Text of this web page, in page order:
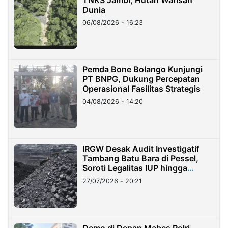
Dunia
06/08/2026 - 16:23
Pemda Bone Bolango Kunjungi
PT BNPG, Dukung Percepatan
Operasional Fasilitas Strategis
04/08/2026 - 14:20
IRGW Desak Audit Investigatif
Tambang Batu Bara di Pessel,
Soroti Legalitas IUP hingga
Stockpile
27/07/2026 - 20:21